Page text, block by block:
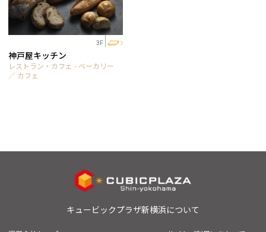
3F
神戸屋キッチン
レストラン・カフェ - ベーカリー
／ カフェ
キュービックプラザ新横浜について